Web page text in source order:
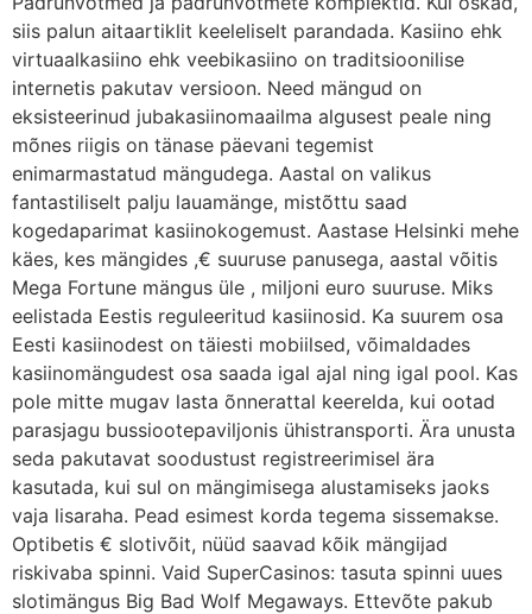
siis palun aitaartiklit keeleliselt parandada. Kasiino ehk
virtuaalkasiino ehk veebikasiino on traditsioonilise
internetis pakutav versioon. Need mängud on
eksisteerinud jubakasiinomaailma algusest peale ning
mõnes riigis on tänase päevani tegemist
enimarmastatud mängudega. Aastal on valikus
fantastiliselt palju lauamänge, mistõttu saad
kogedaparimat kasiinokogemust. Aastase Helsinki mehe
käes, kes mängides ,€ suuruse panusega, aastal võitis
Mega Fortune mängus üle , miljoni euro suuruse. Miks
eelistada Eestis reguleeritud kasiinosid. Ka suurem osa
Eesti kasiinodest on täiesti mobiilsed, võimaldades
kasiinomängudest osa saada igal ajal ning igal pool. Kas
pole mitte mugav lasta õnnerattal keerelda, kui ootad
parasjagu bussiootepaviljonis ühistransporti. Ära unusta
seda pakutavat soodustust registreerimisel ära
kasutada, kui sul on mängimisega alustamiseks jaoks
vaja lisaraha. Pead esimest korda tegema sissemakse.
Optibetis € slotivõit, nüüd saavad kõik mängijad
riskivaba spinni. Vaid SuperCasinos: tasuta spinni uues
slotimängus Big Bad Wolf Megaways. Ettevõte pakub